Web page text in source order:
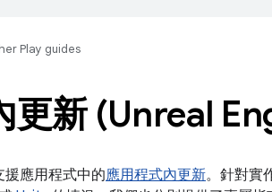
Play guides
更新 (Unreal
援應用程式中的應用程式內更新。針對實